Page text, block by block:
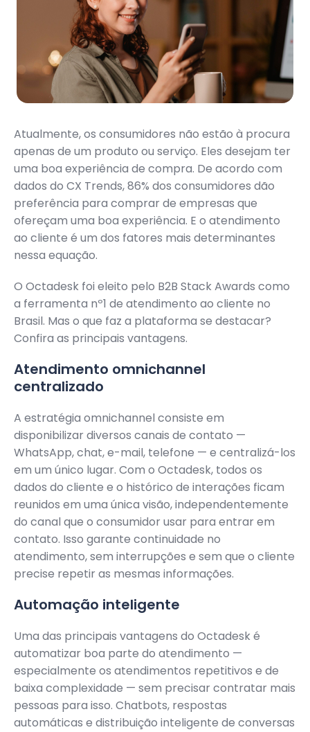
Atualmente, os consumidores não estão à procura
apenas de um produto ou serviço. Eles desejam ter
uma boa experiência de compra. De acordo com
dados do CX Trends, 86% dos consumidores dão
preferência para comprar de empresas que
ofereçam uma boa experiência. E o atendimento
ao cliente é um dos fatores mais determinantes
nessa equação.
O Octadesk foi eleito pelo B2B Stack Awards como
a ferramenta nº1 de atendimento ao cliente no
Brasil. Mas o que faz a plataforma se destacar?
Confira as principais vantagens.
Atendimento omnichannel
centralizado
A estratégia omnichannel consiste em
disponibilizar diversos canais de contato —
WhatsApp, chat, e-mail, telefone — e centralizá-los
em um único lugar. Com o Octadesk, todos os
dados do cliente e o histórico de interações ficam
reunidos em uma única visão, independentemente
do canal que o consumidor usar para entrar em
contato. Isso garante continuidade no
atendimento, sem interrupções e sem que o cliente
precise repetir as mesmas informações.
Automação inteligente
Uma das principais vantagens do Octadesk é
automatizar boa parte do atendimento —
especialmente os atendimentos repetitivos e de
baixa complexidade — sem precisar contratar mais
pessoas para isso. Chatbots, respostas
automáticas e distribuição inteligente de conversas